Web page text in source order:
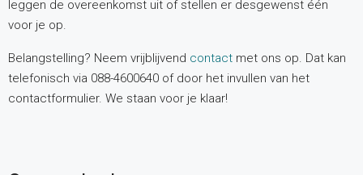
leggen de overeenkomst uit of stellen er desgewenst één
voor je op.
Belangstelling? Neem vrijblijvend contact met ons op. Dat kan
telefonisch via 088-4600640 of door het invullen van het
contactformulier. We staan voor je klaar!